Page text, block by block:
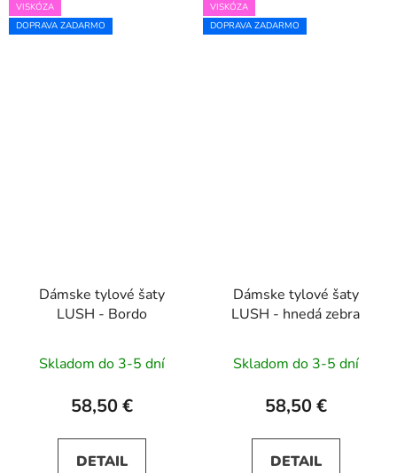
VISKÓZA
DOPRAVA ZADARMO
Dámske tylové šaty
LUSH - Bordo
Skladom do 3-5 dní
58,50 €
DETAIL
VISKÓZA
DOPRAVA ZADARMO
Dámske tylové šaty
LUSH - hnedá zebra
Skladom do 3-5 dní
58,50 €
DETAIL